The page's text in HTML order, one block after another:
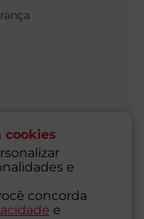
cookies
e
concorda
e
RESERVADOS
Ltda.
116.827.781.117
- São Paulo - SP -